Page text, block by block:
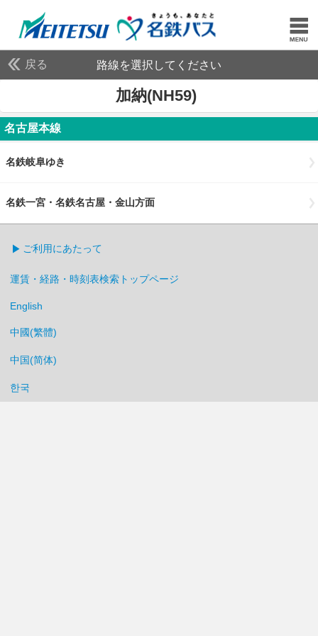
戻る 路線を選択してください
加納(NH59)
名古屋本線
名鉄岐阜ゆき
名鉄一宮・名鉄名古屋・金山方面
ご利用にあたって
運賃・経路・時刻表検索トップページ
English
中國(繁體)
中国(简体)
한국